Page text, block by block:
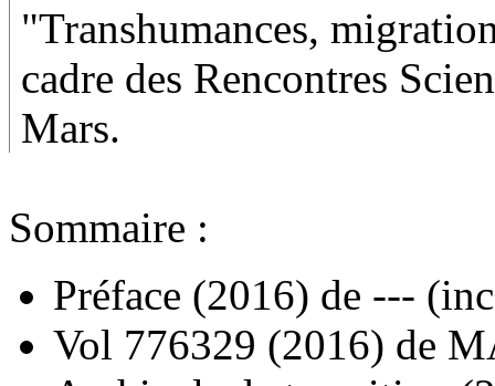
"Transhumances,
cadre des Rencontres
Mars.
Sommaire :
Préface (2016) de ---
Vol 776329 (2016) de